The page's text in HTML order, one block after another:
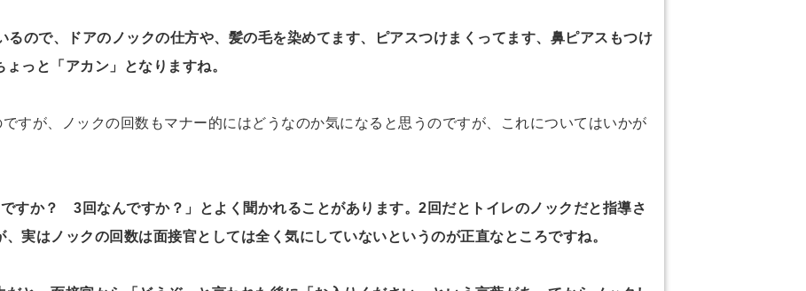
るので、ドアのノックの仕方や、髪の毛を染めてます、ピアスつけまくってます、鼻ピアスもつけ
っと「アカン」となりますね。
すが、ノックの回数もマナー的にはどうなのか気になると思うのですが、これについてはいかが
すか？ 3回なんですか？」とよく聞かれることがあります。2回だとトイレのノックだと指導さ
実はノックの回数は面接官としては全く気にしていないというのが正直なところですね。